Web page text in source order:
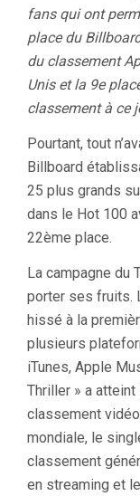
fans qui ont
place du
du classement
Unis et la 9e
classement à ce
Pourtant, tout
Billboard
25 plus grands
dans le Hot 100
22ème place.
La campagne du
porter ses fruits.
hissé à la
plusieurs
iTunes, Apple
Thriller » a
classement vidéo
mondiale, le
classement
en streaming et